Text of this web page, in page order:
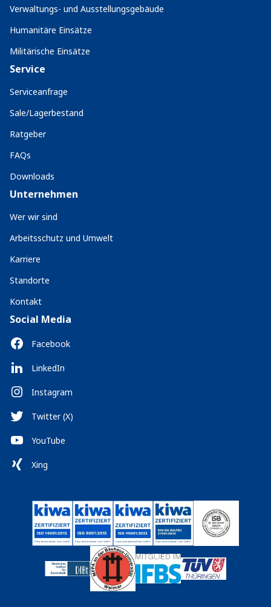
Verwaltungs- und Ausstellungsgebäude
Humanitäre Einsätze
Militärische Einsätze
Service
Serviceanfrage
Sale/Lagerbestand
Ratgeber
FAQs
Downloads
Unternehmen
Wer wir sind
Arbeitsschutz und Umwelt
Karriere
Standorte
Kontakt
Social Media
Facebook
LinkedIn
Instagram
Twitter (X)
YouTube
Xing